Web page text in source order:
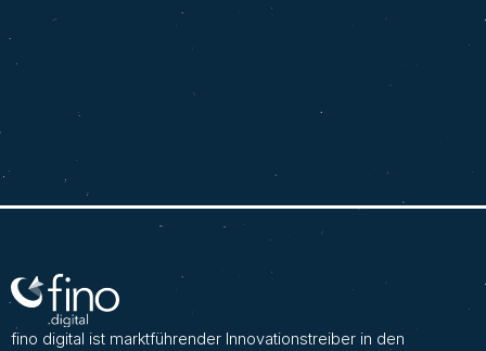
fino digital ist marktführender Innovationstreiber in den